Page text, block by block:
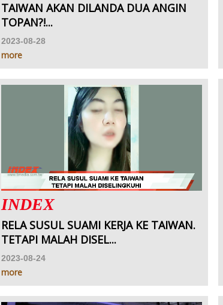
TAIWAN AKAN DILANDA DUA ANGIN
TOPAN?!...
2023-08-28
more
INDEX
RELA SUSUL SUAMI KERJA KE TAIWAN.
TETAPI MALAH DISEL...
2023-08-24
more